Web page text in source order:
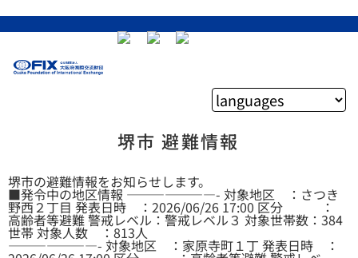
堺市 避難情報
堺市の避難情報をお知らせします。
■発令中の地区情報 ———————- 対象地区 ：さつき
野西２丁目 発表日時 ：2026/06/26 17:00 区分 ：
高齢者等避難 警戒レベル：警戒レベル３ 対象世帯数：384
世帯 対象人数 ：813人
———————- 対象地区 ：家原寺町１丁 発表日時 ：